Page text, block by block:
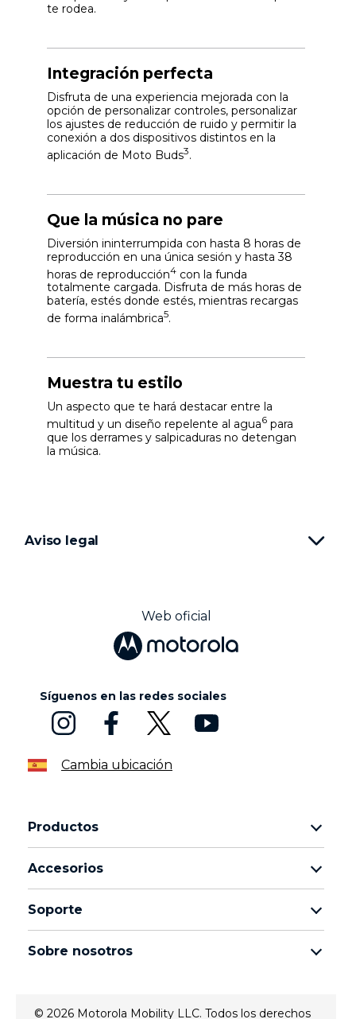
te rodea.
Integración perfecta
Disfruta de una experiencia mejorada con la
opción de personalizar controles, personalizar
los ajustes de reducción de ruido y permitir la
conexión a dos dispositivos distintos en la
aplicación de Moto Buds3.
Que la música no pare
Diversión ininterrumpida con hasta 8 horas de
reproducción en una única sesión y hasta 38
horas de reproducción4 con la funda
totalmente cargada. Disfruta de más horas de
batería, estés donde estés, mientras recargas
de forma inalámbrica5.
Muestra tu estilo
Un aspecto que te hará destacar entre la
multitud y un diseño repelente al agua6 para
que los derrames y salpicaduras no detengan
la música.
Aviso legal
Web oficial
Síguenos en las redes sociales
Cambia ubicación
Productos
Familia moto g
thinkphone by motorola
Accesorios
moto tag
Soporte
Contacto
Sobre nosotros
© 2026 Motorola Mobility LLC. Todos los derechos